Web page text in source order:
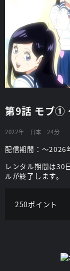
第9話 モブ①
2022年 日本 24分
配信期間：～2026
レンタル期間は30
ルが終了します。
250ポイント